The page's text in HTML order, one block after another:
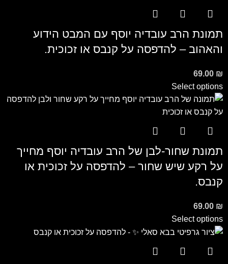
תמונת הרב עובדיה יוסף עם המבט הידוע
והאהוב – להדפסה על קנבס או זכוכית.
69.00 ₪
Select options
תמונת שחור-לבן של הרב עובדיה יוסף מחייך
על רקע שיש שחור – להדפסה על זכוכית או
קנבס.
69.00 ₪
Select options